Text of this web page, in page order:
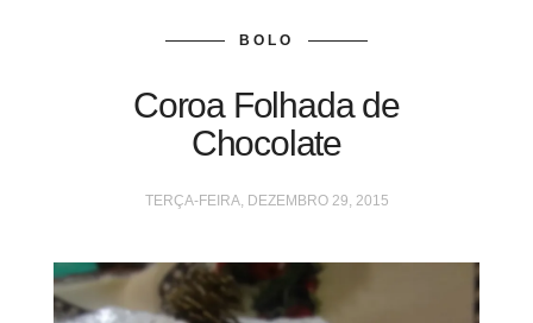
BOLO
Coroa Folhada de
Chocolate
TERÇA-FEIRA, DEZEMBRO 29, 2015